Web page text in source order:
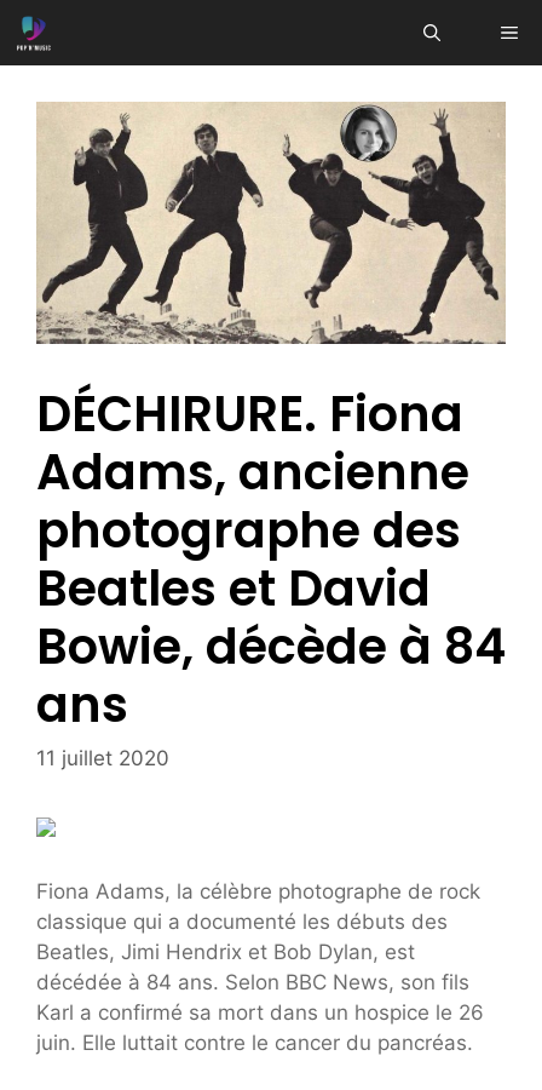
Aller
au
DÉCHIRURE. Fiona
Adams, ancienne
photographe des
Beatles et David
Bowie, décède à 84
ans
11 juillet 2020
Fiona Adams, la célèbre photographe de rock
classique qui a documenté les débuts des
Beatles, Jimi Hendrix et Bob Dylan, est
décédée à 84 ans. Selon BBC News, son fils
Karl a confirmé sa mort dans un hospice le 26
juin. Elle luttait contre le cancer du pancréas.